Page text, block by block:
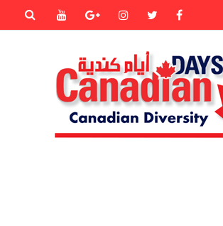
Facebook
Twitter
instagram
Goole+
Youtube